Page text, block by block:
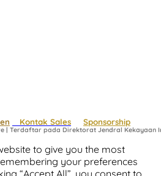
Kontak Sales Sponsorship
| Terdaftar pada Direktorat Jendral Kekayaan
to give you the most
your preferences